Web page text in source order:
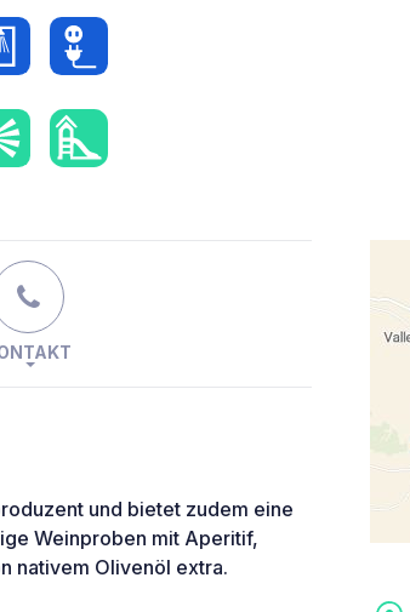
und bietet zudem eine
Weinproben mit Aperitif,
nativem Olivenöl extra.